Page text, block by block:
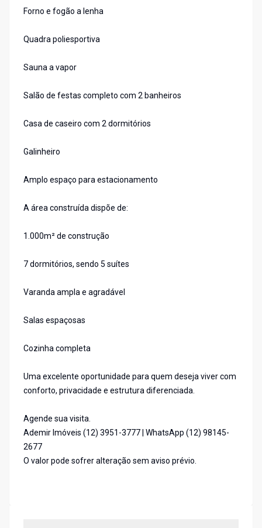
Forno e fogão a lenha
Quadra poliesportiva
Sauna a vapor
Salão de festas completo com 2 banheiros
Casa de caseiro com 2 dormitórios
Galinheiro
Amplo espaço para estacionamento
A área construída dispõe de:
1.000m² de construção
7 dormitórios, sendo 5 suítes
Varanda ampla e agradável
Salas espaçosas
Cozinha completa
Uma excelente oportunidade para quem deseja viver com
conforto, privacidade e estrutura diferenciada.
Agende sua visita.
Ademir Imóveis (12) 3951-3777 | WhatsApp (12) 98145-
2677
O valor pode sofrer alteração sem aviso prévio.